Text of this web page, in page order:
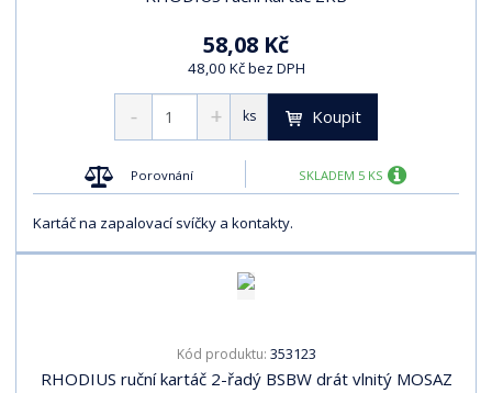
58,08 Kč
48,00 Kč bez DPH
ks Koupit
Porovnání SKLADEM 5 KS
Kartáč na zapalovací svíčky a kontakty.
Kód produktu: 353123
RHODIUS ruční kartáč 2-řadý BSBW drát vlnitý MOSAZ